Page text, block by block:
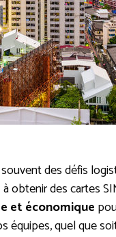
des défis
obtenir des cartes
et économique
quel que